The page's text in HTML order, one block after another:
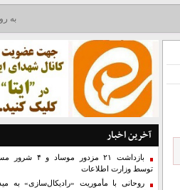
به روز
آخرین اخبار
بازداشت ۲۱ مزدور موساد و ۴
توسط وزارت اطلاعات
روحانی با مأموریت «رادیکال‌سازی» به